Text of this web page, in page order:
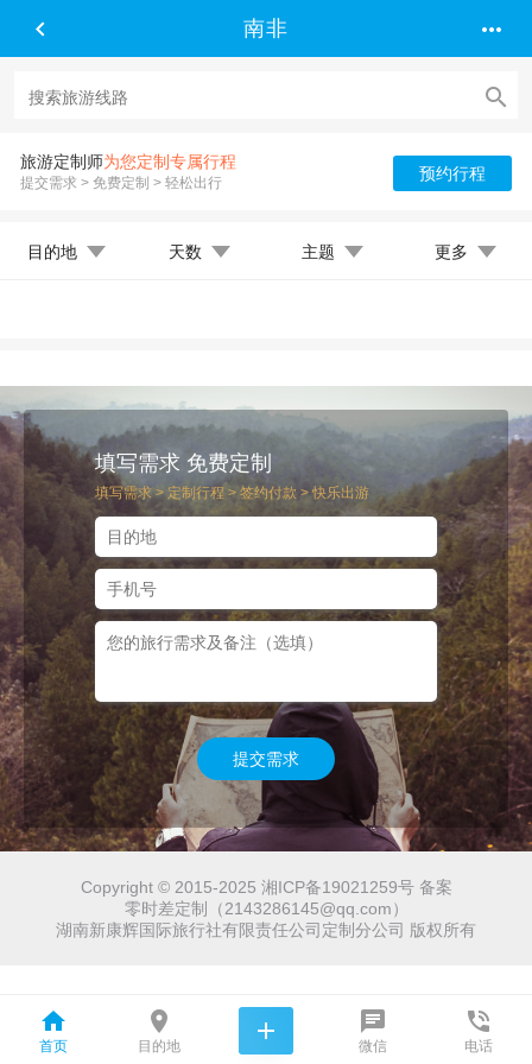
 南非 

旅游定制师为您定制专属行程
提交需求 > 免费定制 > 轻松出行 预约行程
目的地 天数 主题 更多
填写需求 免费定制
填写需求 > 定制行程 > 签约付款 > 快乐出游
提交需求
Copyright © 2015-2025 湘ICP备19021259号 备案
零时差定制（2143286145@qq.com）
湖南新康辉国际旅行社有限责任公司定制分公司 版权所有

首页

目的地
 
微信

电话